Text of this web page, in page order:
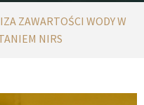
ZAWARTOŚCI WODY W
NIRS